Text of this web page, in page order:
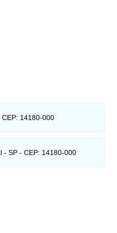
14180-000
- SP - CEP: 14180-000